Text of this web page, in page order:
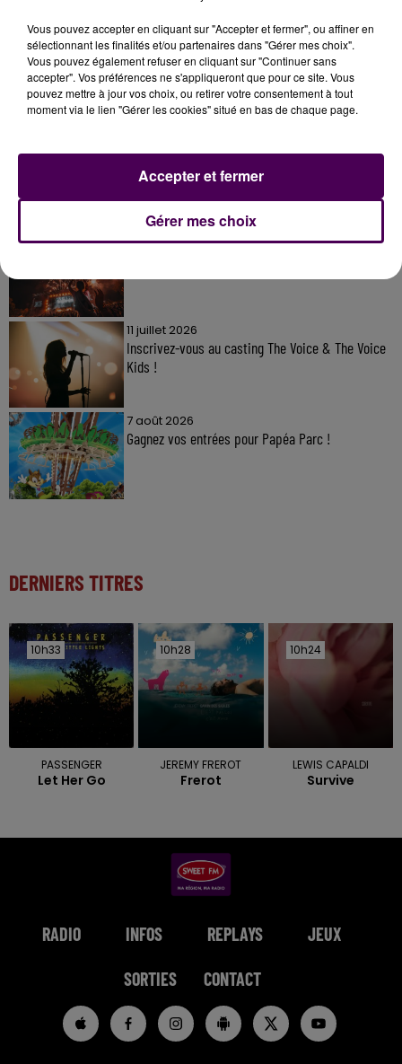
À LA UNE
7 août 2026
11 juillet 2026
Inscrivez-vous au casting The Voice & The Voice
Kids !
7 août 2026
Gagnez vos entrées pour Papéa Parc !
DERNIERS TITRES
10h33
10h33
PASSENGER
Let Her Go
10h28
10h28
JEREMY FREROT
Frerot
10h24
10h24
LEWIS CAPALDI
Survive
RADIO INFOS REPLAYS JEUX
SORTIES CONTACT
Vous pouvez accepter en cliquant sur "Accepter et fermer", ou affiner en
sélectionnant les finalités et/ou partenaires dans "Gérer mes choix".
Vous pouvez également refuser en cliquant sur "Continuer sans
accepter". Vos préférences ne s'appliqueront que pour ce site. Vous
pouvez mettre à jour vos choix, ou retirer votre consentement à tout
moment via le lien "Gérer les cookies" situé en bas de chaque page.
Gérer mes choix
Accepter et fermer